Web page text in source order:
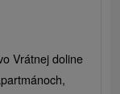
Vrátnej doline